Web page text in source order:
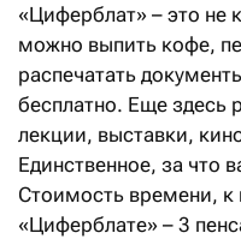
«Циферблат» – это не
можно выпить кофе,
распечатать
бесплатно. Еще здесь
лекции, выставки,
Единственное, за что
Стоимость времени,
«Циферблате» – 3